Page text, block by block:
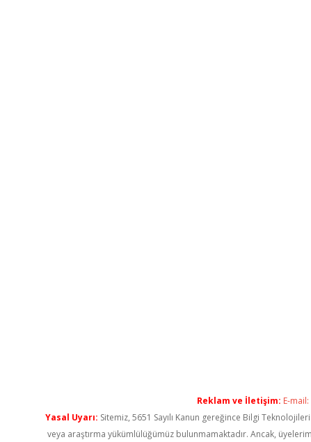
Reklam ve İletişim: E-mail:
Yasal Uyarı: Sitemiz, 5651 Sayılı Kanun gereğince Bilgi
veya araştırma yükümlülüğümüz bulunmamaktadır. Ancak,